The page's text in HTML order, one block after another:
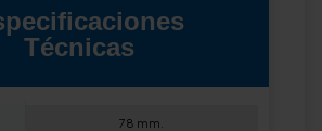
Técnicas
78 mm.